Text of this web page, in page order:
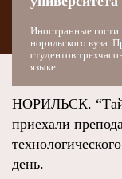
Иностранные гости
норильского вуза.
студентов
языке.
НОРИЛЬСК.
приехали
день.